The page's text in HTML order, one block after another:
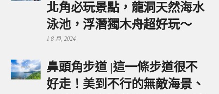
北角必玩景點，龍洞天然海水
泳池，浮潛獨木舟超好玩～
1 8 月, 2024
鼻頭角步道 |這一條步道很不
好走！美到不行的無敵海景、